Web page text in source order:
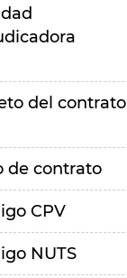
del contrato
de contrato
CPV
NUTS